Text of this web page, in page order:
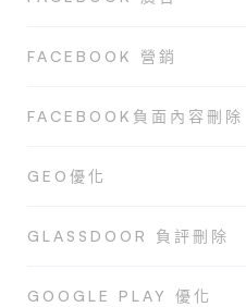
FACEBOOK 營銷
FACEBOOK負面內容刪除
GEO優化
GLASSDOOR 負評刪除
GOOGLE PLAY 優化